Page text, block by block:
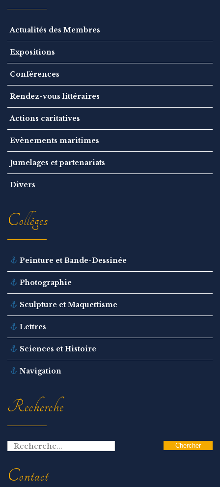
Actualités des Membres
Expositions
Conférences
Rendez-vous littéraires
Actions caritatives
Evènements maritimes
Jumelages et partenariats
Divers
Collèges
Peinture et Bande-Dessinée
Photographie
Sculpture et Maquettisme
Lettres
Sciences et Histoire
Navigation
Recherche
Contact